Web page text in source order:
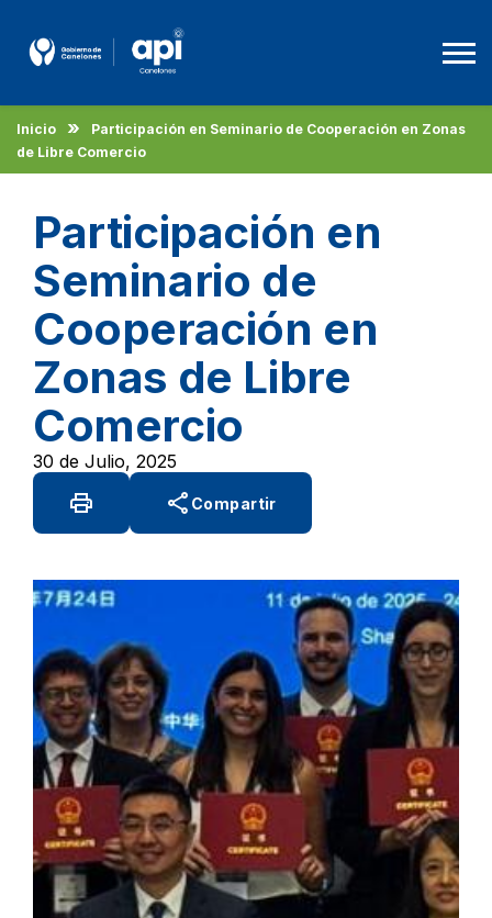
Agencia De Promoción A La Inversión
Empleo
Descargas
Español
Inicio
Participación en Seminario de Cooperación en Zonas
de Libre Comercio
Participación en
Seminario de
Cooperación en
Zonas de Libre
Comercio
30 de Julio, 2025
print share Compartir